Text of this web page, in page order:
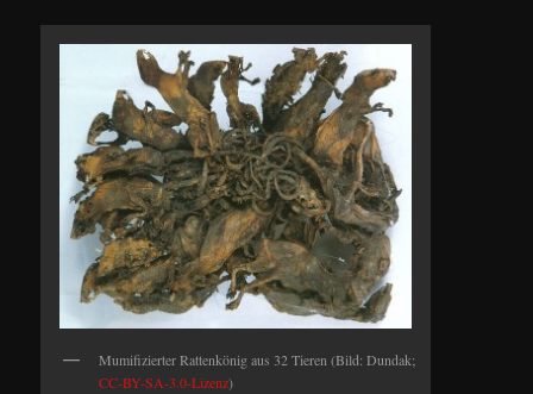
Mumifizierter Rattenkönig aus 32 Tieren (Bild: Dundak;
CC-BY-SA-3.0-Lizenz)